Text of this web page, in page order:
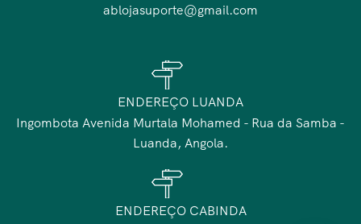
ablojasuporte@gmail.com
ENDEREÇO LUANDA
Ingombota Avenida Murtala Mohamed - Rua da Samba -
Luanda, Angola.
ENDEREÇO CABINDA